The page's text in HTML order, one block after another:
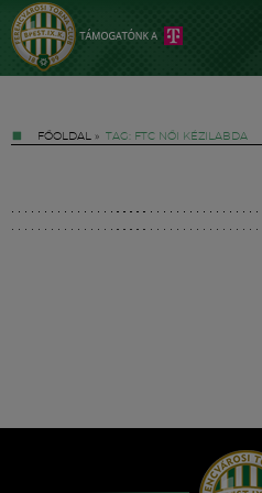
FŐOLDAL » TAG: FTC NŐI KÉZILABDA
Hírek